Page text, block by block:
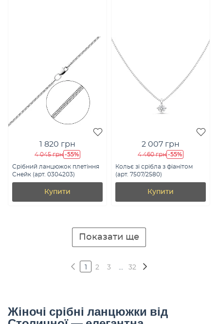
1 820 грн
4 045 грн -55%
Срібний ланцюжок плетіння
Снейк (арт. 0304203)
Купити
2 007 грн
4 460 грн -55%
Кольє зі срібла з фіанітом
(арт. 7507/2580)
Купити
Показати ще
2 3 ... 32
Жіночі срібні ланцюжки від